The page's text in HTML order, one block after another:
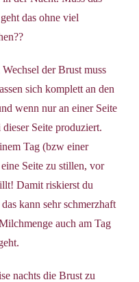
das ohne viel
der Brust muss
sich komplett an den
wenn nur an einer Seite
Seite produziert.
Tag (bzw einer
Seite zu stillen, vor
Damit riskierst du
kann sehr schmerzhaft
auch am Tag
nachts die Brust zu